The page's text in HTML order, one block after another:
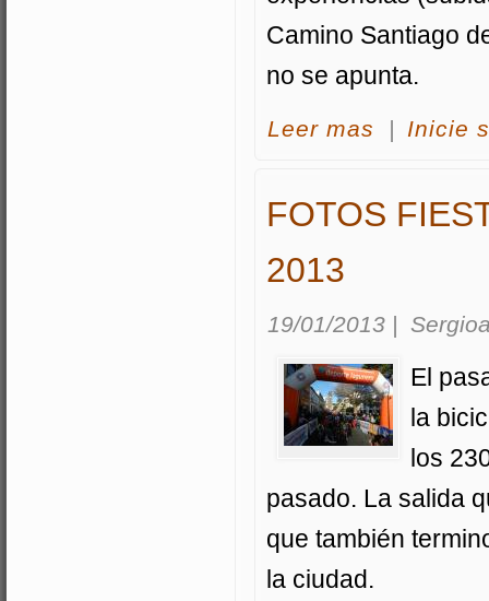
Camino Santiago
no se apunta.
Leer mas acerca Fotos
| Inicie
FOTOS
2013
19/01/2013 |
El
la
los
pasado. La salida
que también
la ciudad.